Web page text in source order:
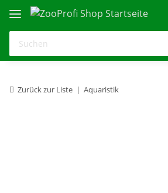
Zurück zur Liste Aquaristik